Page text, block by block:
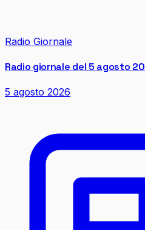
Radio Giornale
Radio giornale del 5 agosto
5 agosto 2026